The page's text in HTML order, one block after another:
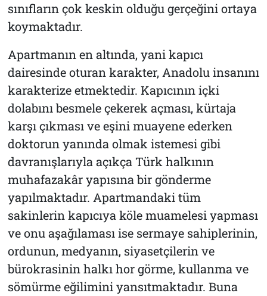
sınıfların çok keskin olduğu gerçeğini ortaya
koymaktadır.
Apartmanın en altında, yani kapıcı
dairesinde oturan karakter, Anadolu insanını
karakterize etmektedir. Kapıcının içki
dolabını besmele çekerek açması, kürtaja
karşı çıkması ve eşini muayene ederken
doktorun yanında olmak istemesi gibi
davranışlarıyla açıkça Türk halkının
muhafazakâr yapısına bir gönderme
yapılmaktadır. Apartmandaki tüm
sakinlerin kapıcıya köle muamelesi yapması
ve onu aşağılaması ise sermaye sahiplerinin,
ordunun, medyanın, siyasetçilerin ve
bürokrasinin halkı hor görme, kullanma ve
sömürme eğilimini yansıtmaktadır. Buna